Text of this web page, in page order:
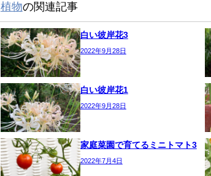
植物の関連記事
白い彼岸花3
2022年9月28日
白い彼岸花1
2022年9月28日
家庭菜園で育てるミニトマト3
2022年7月4日